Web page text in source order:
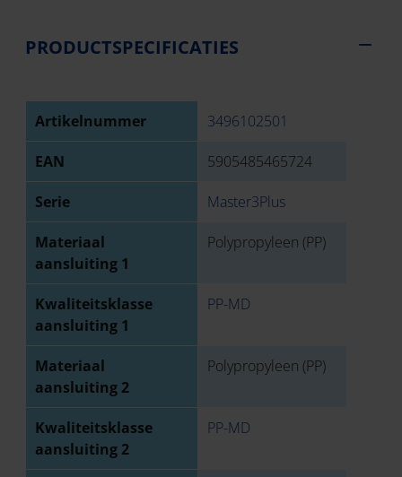
PRODUCTSPECIFICATIES
Artikelnummer 3496102501
EAN 5905485465724
Serie Master3Plus
Materiaal
aansluiting 1
Polypropyleen (PP)
Kwaliteitsklasse
aansluiting 1
PP-MD
Materiaal
aansluiting 2
Polypropyleen (PP)
Kwaliteitsklasse
aansluiting 2
PP-MD